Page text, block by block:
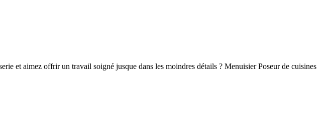
et aimez offrir un travail soigné jusque dans les moindres détails ? Menuisier Poseur de cuisines